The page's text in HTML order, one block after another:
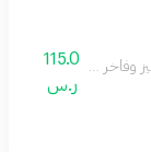
وفاخر عطر جميل
115.0
ر.س